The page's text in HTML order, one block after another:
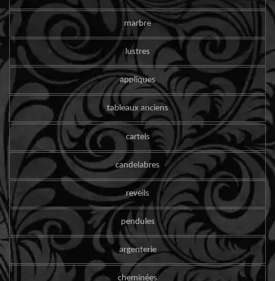
marbre
lustres
appliques
tableaux anciens
cartels
candelabres
reveils
pendules
argenterie
cheminées